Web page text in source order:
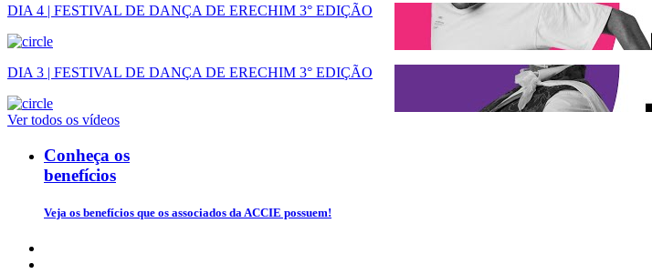
DIA 4 | FESTIVAL DE DANÇA DE ERECHIM 3° EDIÇÃO
DIA 3 | FESTIVAL DE DANÇA DE ERECHIM 3° EDIÇÃO
Ver todos os vídeos
Conheça os
benefícios
Veja os benefícios que os associados da ACCIE possuem!